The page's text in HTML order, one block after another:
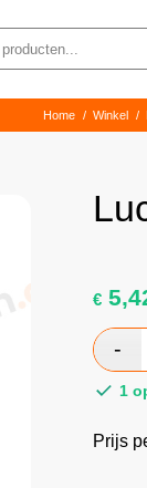
Home / Winkel /
€
1
Prijs